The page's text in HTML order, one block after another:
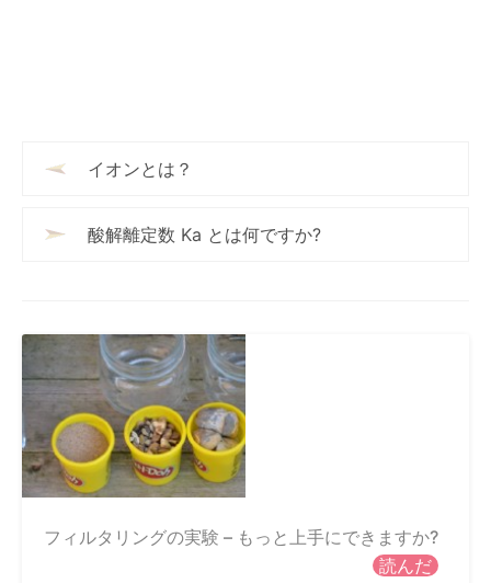
イオンとは？
酸解離定数 Ka とは何ですか?
フィルタリングの実験 – もっと上手にできますか?
読んだ